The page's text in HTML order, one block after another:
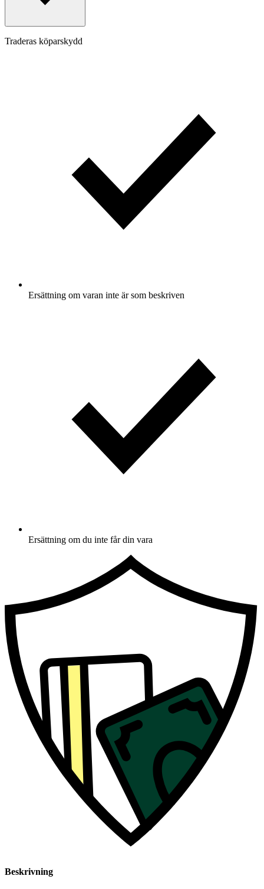
Traderas köparskydd
Ersättning om varan inte är som beskriven
Ersättning om du inte får din vara
Beskrivning